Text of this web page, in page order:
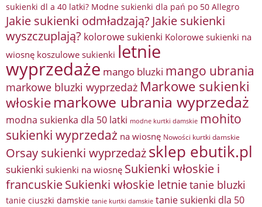
sukienki dl a 40 latki? Modne sukienki dla pań po 50 Allegro
Jakie sukienki odmładzają? Jakie sukienki
wyszczuplają? kolorowe sukienki Kolorowe sukienki na
wiosnę koszulowe sukienki letnie
wyprzedaże mango bluzki mango ubrania
markowe bluzki wyprzedaż Markowe sukienki
włoskie markowe ubrania wyprzedaż
modna sukienka dla 50 latki modne kurtki damskie mohito
sukienki wyprzedaż na wiosnę Nowości kurtki damskie
Orsay sukienki wyprzedażsklep ebutik.pl
sukienki sukienki na wiosnę Sukienki włoskie i
francuskieSukienki włoskie letnietanie bluzki
tanie ciuszki damskie tanie kurtki damskie tanie sukienki dla 50